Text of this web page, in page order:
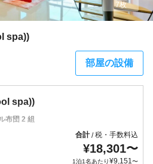
spa))
部屋の設備
7枚
spa))
布団 2 組
合計/税・手数料込
¥18,301〜
1泊1名あたり¥9,151〜